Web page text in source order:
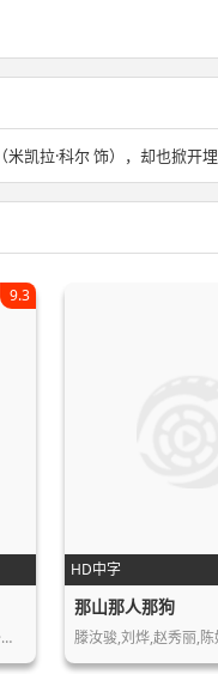
凯拉·科尔 饰），却也掀开埋
9.3
HD中字
那山那人那狗